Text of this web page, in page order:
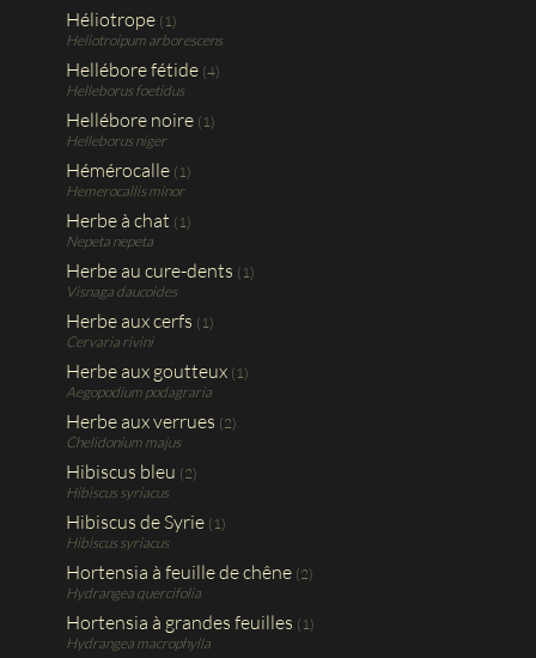
Héliotrope (1)
Heliotroipum arborescens
Hellébore fétide (4)
Helleborus foetidus
Hellébore noire (1)
Helleborus niger
Hémérocalle (1)
Hemerocallis minor
Herbe à chat (1)
Nepeta nepeta
Herbe au cure-dents (1)
Visnaga daucoides
Herbe aux cerfs (1)
Cervaria rivini
Herbe aux goutteux (1)
Aegopodium podagraria
Herbe aux verrues (2)
Chelidonium majus
Hibiscus bleu (2)
Hibiscus syriacus
Hibiscus de Syrie (1)
Hibiscus syriacus
Hortensia à feuille de chêne (2)
Hydrangea quercifolia
Hortensia à grandes feuilles (1)
Hydrangea macrophylla